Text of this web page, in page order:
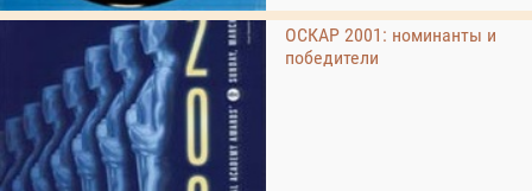
ОСКАР 2001: номинанты и
победители